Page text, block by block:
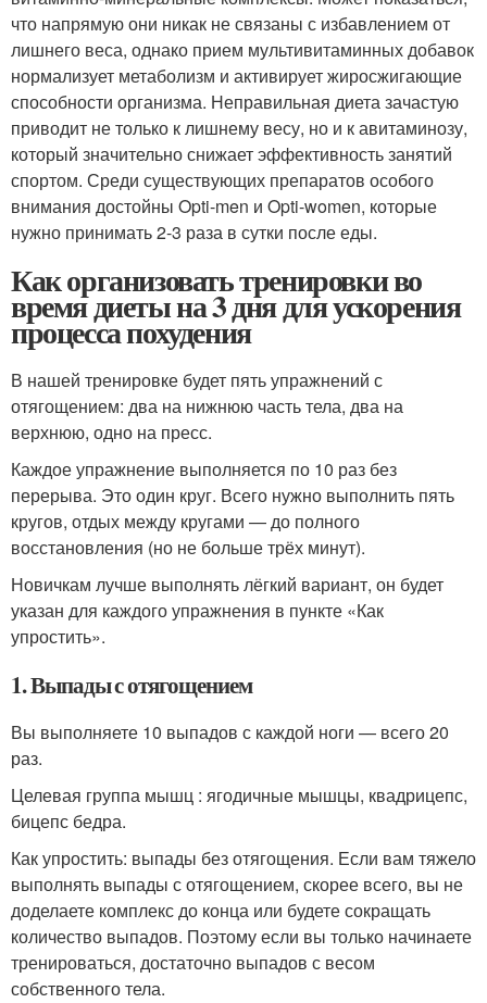
что напрямую они никак не связаны с избавлением от
лишнего веса, однако прием мультивитаминных добавок
нормализует метаболизм и активирует жиросжигающие
способности организма. Неправильная диета зачастую
приводит не только к лишнему весу, но и к авитаминозу,
который значительно снижает эффективность занятий
спортом. Среди существующих препаратов особого
внимания достойны Opti-men и Opti-women, которые
нужно принимать 2-3 раза в сутки после еды.
Как организовать тренировки во
время диеты на 3 дня для ускорения
процесса похудения
В нашей тренировке будет пять упражнений с
отягощением: два на нижнюю часть тела, два на
верхнюю, одно на пресс.
Каждое упражнение выполняется по 10 раз без
перерыва. Это один круг. Всего нужно выполнить пять
кругов, отдых между кругами — до полного
восстановления (но не больше трёх минут).
Новичкам лучше выполнять лёгкий вариант, он будет
указан для каждого упражнения в пункте «Как
упростить».
1. Выпады с отягощением
Вы выполняете 10 выпадов с каждой ноги — всего 20
раз.
Целевая группа мышц : ягодичные мышцы, квадрицепс,
бицепс бедра.
Как упростить: выпады без отягощения. Если вам тяжело
выполнять выпады с отягощением, скорее всего, вы не
доделаете комплекс до конца или будете сокращать
количество выпадов. Поэтому если вы только начинаете
тренироваться, достаточно выпадов с весом
собственного тела.